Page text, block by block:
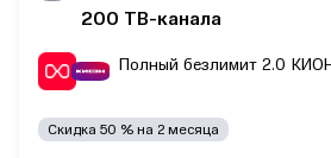
200 ТВ-канала
Полный безлимит 2.0
Скидка 50 % на 2месяца